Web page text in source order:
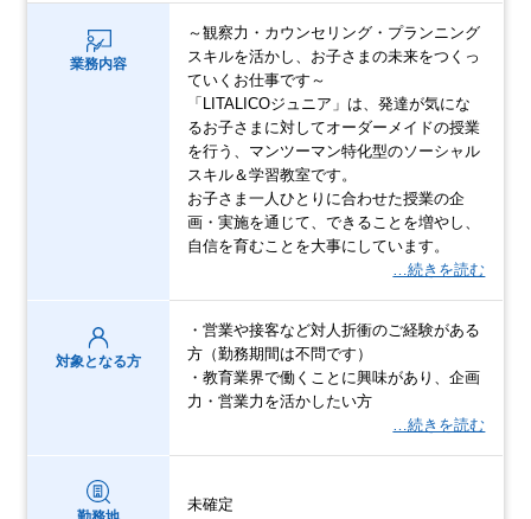
業務内容
～観察力・カウンセリング・プランニング
スキルを活かし、お子さまの未来をつくっ
ていくお仕事です～
「LITALICOジュニア」は、発達が気にな
るお子さまに対してオーダーメイドの授業
を行う、マンツーマン特化型のソーシャル
スキル＆学習教室です。
お子さま一人ひとりに合わせた授業の企
画・実施を通じて、できることを増やし、
自信を育むことを大事にしています。
…続きを読む
対象となる方
・営業や接客など対人折衝のご経験がある
方（勤務期間は不問です）
・教育業界で働くことに興味があり、企画
力・営業力を活かしたい方
…続きを読む
未確定